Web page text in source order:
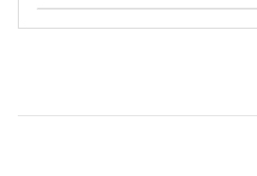
Produkteigenschaft
Wert